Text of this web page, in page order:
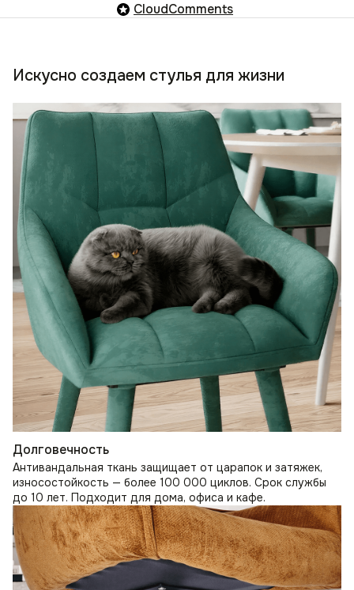
CloudComments
Искусно создаем стулья для жизни
Долговечность
Антивандальная ткань защищает от царапок и затяжек,
износостойкость — более 100 000 циклов. Срок службы
до 10 лет. Подходит для дома, офиса и кафе.